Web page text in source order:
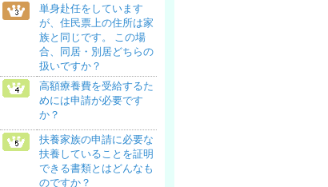
単身赴任をしています
が、住民票上の住所は家
族と同じです。 この場
合、同居・別居どちらの
扱いですか？
高額療養費を受給するた
めには申請が必要です
か？
扶養家族の申請に必要な
扶養していることを証明
できる書類とはどんなも
のですか？